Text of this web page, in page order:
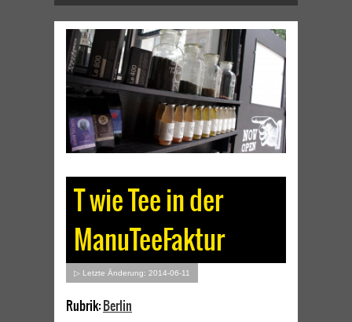
T wie Tee in der
ManuTeeFaktur
▷ Letzte Änderung: 2014-06-11
Rubrik:Berlin